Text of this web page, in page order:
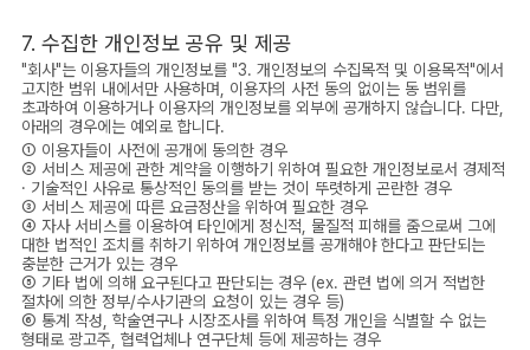
7. 수집한 개인정보 공유 및 제공
"회사"는 이용자들의 개인정보를 "3. 개인정보의 수집목적 및 이용목적"에서
고지한 범위 내에서만 사용하며, 이용자의 사전 동의 없이는 동 범위를
초과하여 이용하거나 이용자의 개인정보를 외부에 공개하지 않습니다. 다만,
아래의 경우에는 예외로 합니다.
① 이용자들이 사전에 공개에 동의한 경우
② 서비스 제공에 관한 계약을 이행하기 위하여 필요한 개인정보로서 경제적
· 기술적인 사유로 통상적인 동의를 받는 것이 뚜렷하게 곤란한 경우
③ 서비스 제공에 따른 요금정산을 위하여 필요한 경우
④ 자사 서비스를 이용하여 타인에게 정신적, 물질적 피해를 줌으로써 그에
대한 법적인 조치를 취하기 위하여 개인정보를 공개해야 한다고 판단되는
충분한 근거가 있는 경우
⑤ 기타 법에 의해 요구된다고 판단되는 경우 (ex. 관련 법에 의거 적법한
절차에 의한 정부/수사기관의 요청이 있는 경우 등)
⑥ 통계 작성, 학술연구나 시장조사를 위하여 특정 개인을 식별할 수 없는
형태로 광고주, 협력업체나 연구단체 등에 제공하는 경우